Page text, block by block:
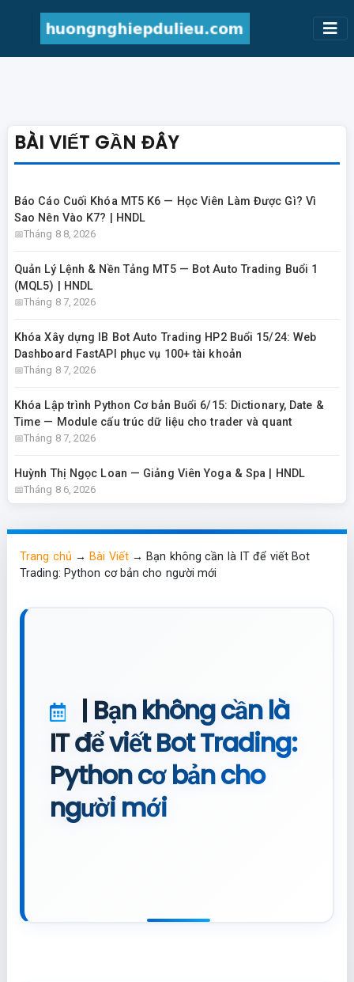
BÀI VIẾT GẦN ĐÂY
Báo Cáo Cuối Khóa MT5 K6 — Học Viên Làm Được Gì? Vì
Sao Nên Vào K7? | HNDL
Tháng 8 8, 2026
Quản Lý Lệnh & Nền Tảng MT5 — Bot Auto Trading Buổi 1
(MQL5) | HNDL
Tháng 8 7, 2026
Khóa Xây dựng IB Bot Auto Trading HP2 Buổi 15/24: Web
Dashboard FastAPI phục vụ 100+ tài khoản
Tháng 8 7, 2026
Khóa Lập trình Python Cơ bản Buổi 6/15: Dictionary, Date &
Time — Module cấu trúc dữ liệu cho trader và quant
Tháng 8 7, 2026
Huỳnh Thị Ngọc Loan — Giảng Viên Yoga & Spa | HNDL
Tháng 8 6, 2026
Trang chủ →Bài Viết→Bạn không cần là IT để viết Bot
Trading: Python cơ bản cho người mới
| Bạn không cần là
IT để viết Bot Trading:
Python cơ bản cho
người mới